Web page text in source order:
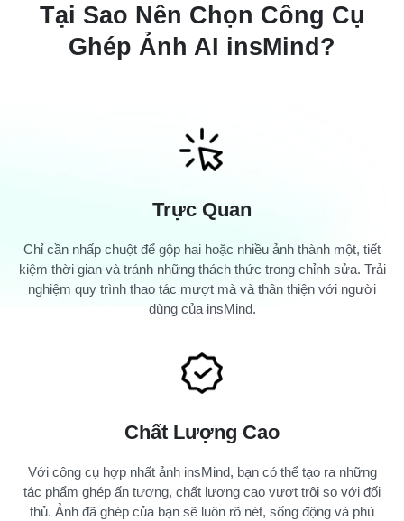
Tại Sao Nên Chọn Công Cụ
Ghép Ảnh AI insMind?
Trực Quan
Chỉ cần nhấp chuột để gộp hai hoặc nhiều ảnh thành một, tiết
kiệm thời gian và tránh những thách thức trong chỉnh sửa. Trải
nghiệm quy trình thao tác mượt mà và thân thiện với người
dùng của insMind.
Chất Lượng Cao
Với công cụ hợp nhất ảnh insMind, bạn có thể tạo ra những
tác phẩm ghép ấn tượng, chất lượng cao vượt trội so với đối
thủ. Ảnh đã ghép của bạn sẽ luôn rõ nét, sống động và phù